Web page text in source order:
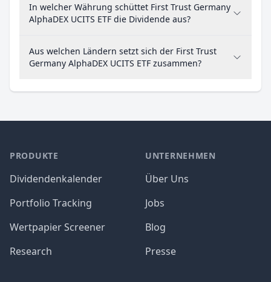
In welcher Währung schüttet First Trust Germany
AlphaDEX UCITS ETF die Dividende aus?
Aus welchen Ländern setzt sich der First Trust
Germany AlphaDEX UCITS ETF zusammen?
PRODUKTE
Dividendenkalender
Portfolio Tracking
Wertpapier Screener
Research
UNTERNEHMEN
Über Uns
Jobs
Blog
Presse